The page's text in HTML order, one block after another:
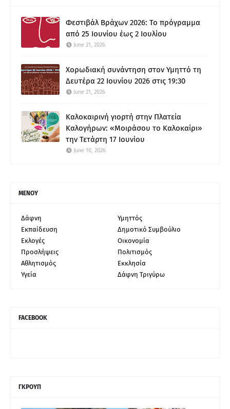
Φεστιβάλ Βράχων 2026: Το πρόγραμμα
από 25 Ιουνίου έως 2 Ιουλίου
June 21, 2026
Χορωδιακή συνάντηση στον Υμηττό τη
Δευτέρα 22 Ιουνίου 2026 στις 19:30
June 21, 2026
Καλοκαιρινή γιορτή στην Πλατεία
Καλογήρων: «Μοιράσου το Καλοκαίρι»
την Τετάρτη 17 Ιουνίου
June 10, 2026
ΜΕΝΟΥ
Δάφνη
Υμηττός
Εκπαίδευση
Δημοτικό Συμβούλιο
Εκλογές
Οικονομία
Προσλήψεις
Πολιτισμός
Αθλητισμός
Εκκλησία
Υγεία
Δάφνη Τριγύρω
FACEBOOK
ΓΚΡΟΥΠ